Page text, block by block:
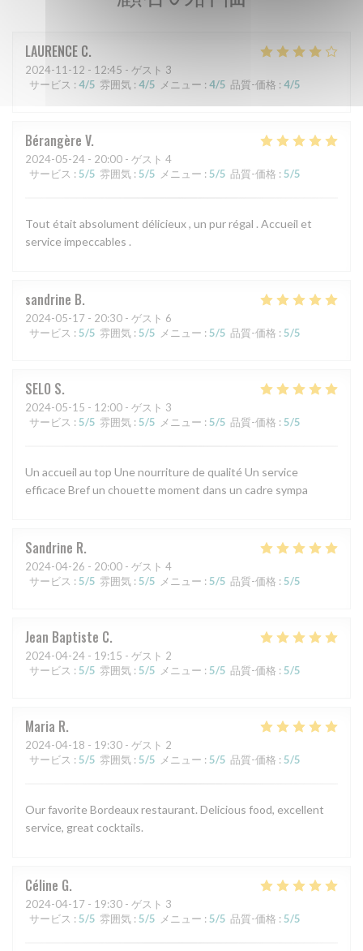
LAURENCE C
2024-11-12 - 12:45 - ゲスト 3
サービス : 4/5 雰囲気 : 4/5 メニュー : 4/5 品質-価格 : 4/5
Bérangère V
2024-05-24 - 20:00 - ゲスト 4
サービス : 5/5 雰囲気 : 5/5 メニュー : 5/5 品質-価格 : 5/5
Tout était absolument délicieux , un pur régal . Accueil et
service impeccables .
sandrine B
2024-05-17 - 20:30 - ゲスト 6
サービス : 5/5 雰囲気 : 5/5 メニュー : 5/5 品質-価格 : 5/5
SELO S
2024-05-15 - 12:00 - ゲスト 3
サービス : 5/5 雰囲気 : 5/5 メニュー : 5/5 品質-価格 : 5/5
Un accueil au top Une nourriture de qualité Un service
efficace Bref un chouette moment dans un cadre sympa
Sandrine R
2024-04-26 - 20:00 - ゲスト 4
サービス : 5/5 雰囲気 : 5/5 メニュー : 5/5 品質-価格 : 5/5
Jean Baptiste C
2024-04-24 - 19:15 - ゲスト 2
サービス : 5/5 雰囲気 : 5/5 メニュー : 5/5 品質-価格 : 5/5
Maria R
2024-04-18 - 19:30 - ゲスト 2
サービス : 5/5 雰囲気 : 5/5 メニュー : 5/5 品質-価格 : 5/5
Our favorite Bordeaux restaurant. Delicious food, excellent
service, great cocktails.
Céline G
2024-04-17 - 19:30 - ゲスト 3
サービス : 5/5 雰囲気 : 5/5 メニュー : 5/5 品質-価格 : 5/5